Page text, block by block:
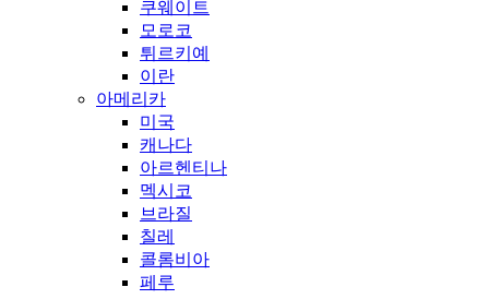
쿠웨이트
모로코
튀르키예
이란
아메리카
미국
캐나다
아르헨티나
멕시코
브라질
칠레
콜롬비아
페루